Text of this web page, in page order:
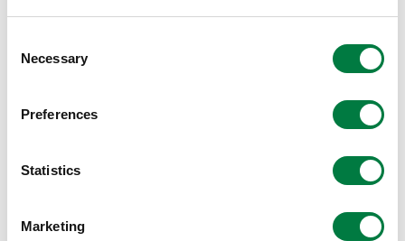
Selection
Necessary
Preferences
Statistics
Marketing
https://unit.aist.go.jp/gzr/zero_emission_bay/
機、自動車など多様なエネルギーサプライヤー/ユーザ